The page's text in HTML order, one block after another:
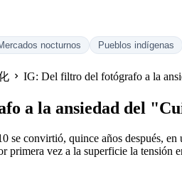
nocturnos Pueblos indígenas
IG: Del filtro del fotógrafo a la
a la ansiedad del
se convirtió, quince años después,
vez a la superficie la tensión